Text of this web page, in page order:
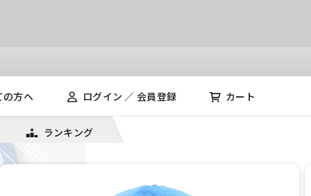
の方へ ログイン ／ 会員登録 カート
ランキング